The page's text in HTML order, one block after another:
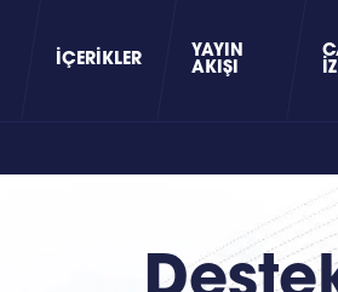
İÇERIKLER
YAYIN
AKIŞI